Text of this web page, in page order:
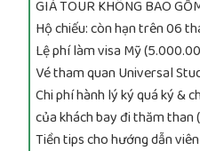
GIÁ TOUR KHÔNG BAO
Hộ chiếu: còn hạn trên 06
Lệ phí làm visa Mỹ
Vé tham quan Universal
Chi phí hành lý ký quá ký &
của khách bay đi thăm than
Tiền tips cho hướng dẫn